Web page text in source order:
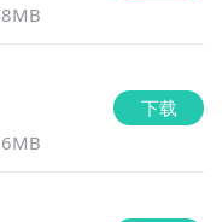
下载